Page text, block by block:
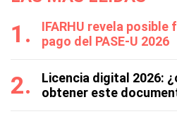
IFARHU revela
pago del PASE-U 2026
Licencia digital 2026:
obtener este